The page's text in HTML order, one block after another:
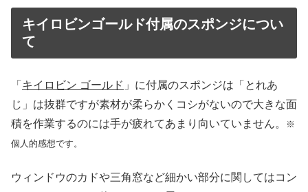
キイロビンゴールド付属のスポンジについ
て
「 キイロビン ゴールド 」に付属のスポンジは「とれあ
じ」は抜群ですが素材が柔らかくコシがないので大きな面
積を作業するのには手が疲れてあまり向いていません。
※
個人的感想です。
ウィンドウのカドや三角窓など細かい部分に関してはコン